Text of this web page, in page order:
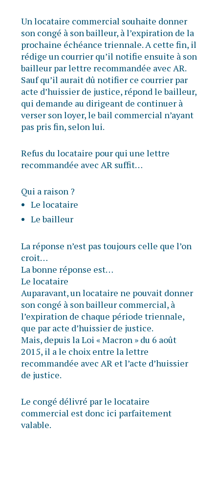
Un locataire commercial souhaite donner
son congé à son bailleur, à l’expiration de la
prochaine échéance triennale. A cette fin, il
rédige un courrier qu’il notifie ensuite à son
bailleur par lettre recommandée avec AR.
Sauf qu’il aurait dû notifier ce courrier par
acte d’huissier de justice, répond le bailleur,
qui demande au dirigeant de continuer à
verser son loyer, le bail commercial n’ayant
pas pris fin, selon lui.
Refus du locataire pour qui une lettre
recommandée avec AR suffit…
Qui a raison ?
Le locataire
Le bailleur
La réponse n’est pas toujours celle que l’on
croit…
La bonne réponse est…
Le locataire
Auparavant, un locataire ne pouvait donner
son congé à son bailleur commercial, à
l’expiration de chaque période triennale,
que par acte d’huissier de justice.
Mais, depuis la Loi « Macron » du 6 août
2015, il a le choix entre la lettre
recommandée avec AR et l’acte d’huissier
de justice.
Le congé délivré par le locataire
commercial est donc ici parfaitement
valable.